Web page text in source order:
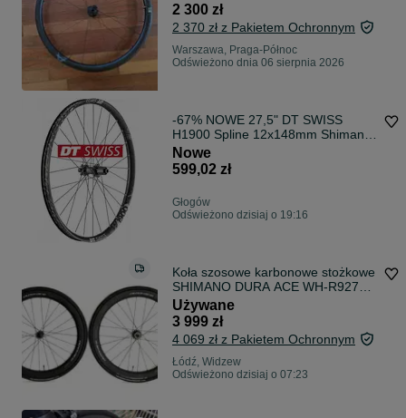
Road/Bianchi Infinito
2 300 zł
2 370 zł z Pakietem Ochronnym
Warszawa, Praga-Północ
Odświeżono dnia 06 sierpnia 2026
-67% NOWE 27,5" DT SWISS
H1900 Spline 12x148mm Shimano
HG koło tylne tył rowerowe rower
enduro trail MTB eMTB eBike
elektryk elektryka Faktura VAT 23%
Nowe
599,02 zł
Głogów
Odświeżono dzisiaj o 19:16
Koła szosowe karbonowe stożkowe
SHIMANO DURA ACE WH-R9270-
C50 carbon szosa disc
Używane
3 999 zł
4 069 zł z Pakietem Ochronnym
Łódź, Widzew
Odświeżono dzisiaj o 07:23